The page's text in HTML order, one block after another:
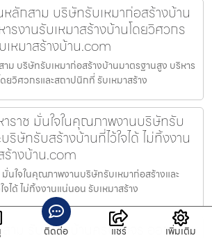
หลักสาม บริษัทรับเหมาก่อสร้างบ้าน
รงานรับเหมาสร้างบ้านโดยวิศวกร
หมาสร้างบ้าน.com
าม บริษัทรับเหมาก่อสร้างบ้านมาตรฐานสูง บริหาร
ยวิศวกรและสถาปนิกที่ รับเหมาสร้าง
าราช มั่นใจในคุณภาพงานบริษัทรับ
ริษัทรับสร้างบ้านที่ไว้ใจได้ ไม่ทิ้งงาน
างบ้าน.com
มั่นใจในคุณภาพงานบริษัทรับเหมาก่อสร้างและ
ได้ ไม่ทิ้งงานแน่นอน รับเหมาสร้าง
าม รับสร้างบ้านครบวงจร ออกแบบ
ติดต่อ แชร์ เพิ่มเติม